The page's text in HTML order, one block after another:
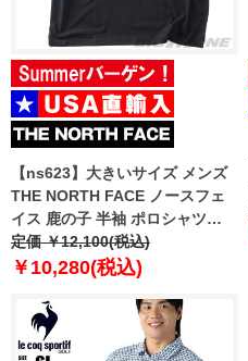
【ns623】大きいサイズ メンズ
THE NORTH FACE ノースフェ
イス 鹿の子 半袖 ポロシャツ
ESS RG POLO USA直輸入
nf0a8c1p-jk3
定価 ￥12,100(税込)
￥10,280(税込)